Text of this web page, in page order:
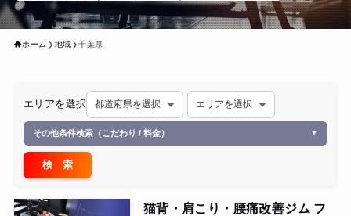
ホーム 地域 千葉県
エリアを選択
その他条件検索（こだわり / 料金） ▼
猫背・肩こり・腰痛改善ジム フ